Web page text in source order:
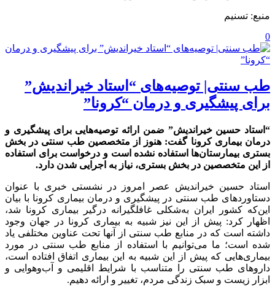
منبع: تسنیم
0
طب سنتی| توصیه‌‌های “استاد خیراندیش”
برای پیشگیری و درمان “کرونا”
“استاد حسین خیراندیش” ضمن ارائه توصیه‌‌هایی برای پیشگیری و
درمان بیماری کرونا گفت: هنوز از متخصصین طب سنتی در بخش
بستری بیمارستان‌ها استفاده نشده است و درخواست برای استفاده
از این متخصصین در بخش بستری، نیاز به اجرایی شدن دارد.
استاد حسین خیراندیش عصر امروز در نشستی خبری با عنوان
دستاوردهای طب سنتی در پیشگیری و درمان بیماری کرونا با بیان
این‌که کشور ایران به‌شکلی غافلگیرانه درگیر بیماری کرونا شد،
اظهار کرد: پیش از این نیز شبیه به بیماری کرونا در جهان وجود
داشته است که در منابع طب سنتی از آنها تحت عناوین مختلفی یاد
شده است؛ ما می‌توانیم با استفاده از منابع طب سنتی در مورد
بیماری‌هایی که پیش از این شبیه به این بیماری اتفاق افتاده است،
داروهای طب سنتی را متناسب با شرایط اقلیمی و آب‌وهوایی و
ابزار زیست و سبک زندگی مردم، تغییر و ارائه دهیم.